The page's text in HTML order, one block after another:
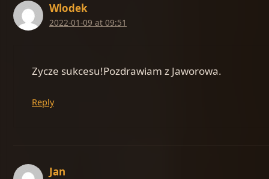
Wlodek
2022-01-09 at 09:51
Zycze sukcesu!Pozdrawiam z Jaworowa.
Reply
Jan